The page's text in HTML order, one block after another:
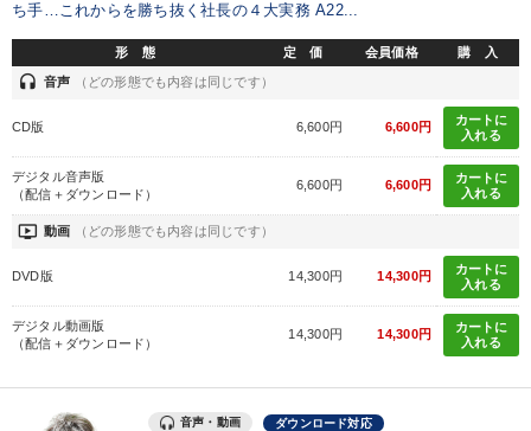
ち手…これからを勝ち抜く社長の４大実務 A22...
形 態 定 価 会員価格 購 入
headset 音声 （どの形態でも内容は同じです）
CD版 6,600円 6,600円
カートに
入れる
デジタル音声版
（配信＋ダウンロード）
6,600円 6,600円
カートに
入れる
ondemand_video 動画 （どの形態でも内容は同じです）
DVD版 14,300円 14,300円
カートに
入れる
デジタル動画版
（配信＋ダウンロード）
14,300円 14,300円
カートに
入れる
音声・動画 ダウンロード対応